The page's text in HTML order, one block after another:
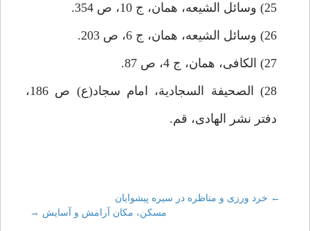
25) وسائل الشيعه، همان، ج 10، ص 354.
26) وسائل الشيعه، همان، ج 6، ص 203.
27) الكافى، همان، ج 4، ص 87.
28) الصحيفة السجادية، امام سجاد(ع) ص 186،
دفتر نشر الهادى، قم.
Post
← خرد ورزى و مناظره در سيره پيشوايان‏
مسكن، مكان آرامش و آسايش‏ →